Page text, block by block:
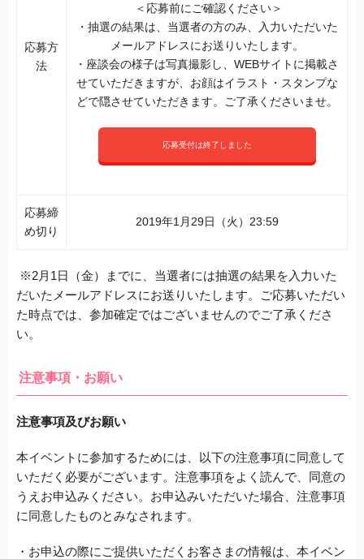
応募方
法
＜応募前にご確認ください＞
・抽選の結果は、当選者の方のみ、入力いただいた
メールアドレスにお送りいたします。
・座談会の様子は写真撮影し、WEBサイトに掲載さ
せていただきますが、お顔はイラスト・スタンプな
どで隠させていただきます。ご了承くださいませ。
応募受付は終了しました
応募締
め切り
2019年1月29日（火）23:59
※2月1日（金）までに、当選者には抽選の結果を入力いた
だいたメールアドレスにお送りいたします。ご応募いただい
た時点では、参加確定ではございませんのでご了承くださ
い。
注意事項・お願い
注意事項及びお願い
本イベントに参加するためには、以下の注意事項に同意して
いただく必要がございます。注意事項をよく読んで、同意の
うえお申込みください。お申込みいただいた場合、注意事項
に同意したものとみなされます。
・お申込の際にご提供いただくお客さまの情報は、本イベン